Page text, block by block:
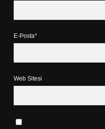
E-Posta*
Web Sitesi